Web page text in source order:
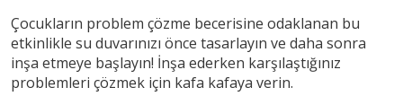
Çocukların problem çözme becerisine odaklanan bu
etkinlikle su duvarınızı önce tasarlayın ve daha sonra
inşa etmeye başlayın! İnşa ederken karşılaştığınız
problemleri çözmek için kafa kafaya verin.